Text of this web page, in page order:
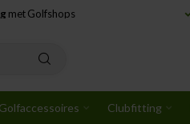
met Golfshops
Golfaccessoires Clubfitting